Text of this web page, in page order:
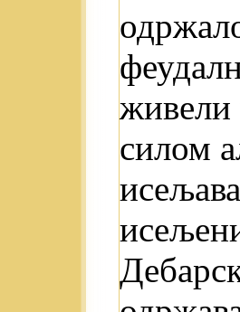
живели
силом